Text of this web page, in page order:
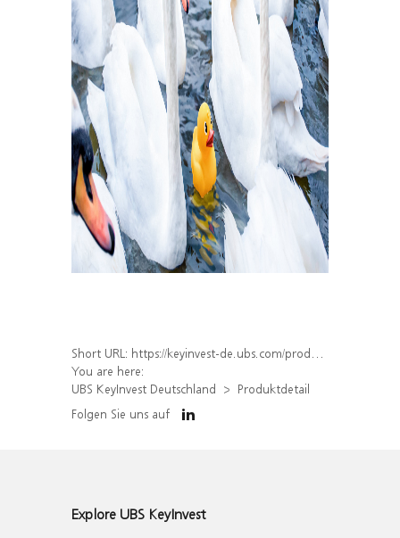
Short URL: https://keyinvest-de.ubs.com/produkt/detail/index/isin/DE000WA8LCR1
You are here:
UBS KeyInvest Deutschland
Produktdetail
Folgen Sie uns auf
Explore UBS KeyInvest